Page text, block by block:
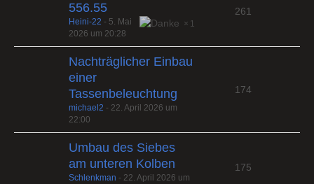
556.55
1
Heini-22 - 5. Mai
2026 um 20:28
261
Nachträglicher Einbau
einer
Tassenbeleuchtung
michael2 - 22. April 2026 um
22:00
174
Umbau des Siebes
am unteren Kolben
Schlenkman - 22. April 2026 um
175